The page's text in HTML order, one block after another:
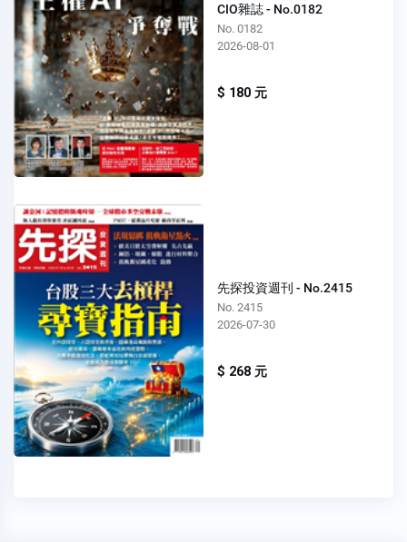
CIO雜誌 - No.0182
No. 0182
2026-08-01
$ 180 元
先探投資週刊 - No.2415
No. 2415
2026-07-30
$ 268 元